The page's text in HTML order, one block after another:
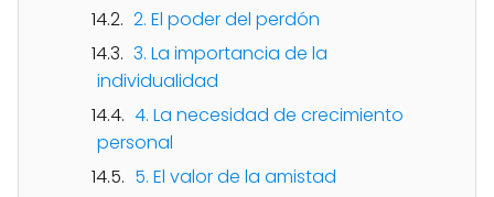
2. El poder del perdón
3. La importancia de la
individualidad
4. La necesidad de crecimiento
personal
5. El valor de la amistad